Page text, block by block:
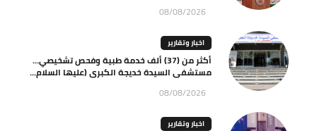
08/08/2026
اخبار وتقارير
أكثر من (37) ألف خدمة طبية وفحص تشخيصي…
مستشفى السيدة خديجة الكبرى (عليها السلام...
08/08/2026
اخبار وتقارير